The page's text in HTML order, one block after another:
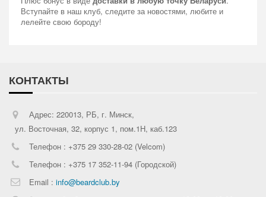
Вступайте в наш клуб, следите за новостями, любите и
лелейте свою бороду!
КОНТАКТЫ
Адрес: 220013, РБ, г. Минск,
ул. Восточная, 32, корпус 1, пом.1Н, каб.123
Телефон : +375 29 330-28-02 (Velcom)
Телефон : +375 17 352-11-94 (Городской)
Email : info@beardclub.by